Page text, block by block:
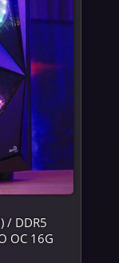
/ DDR5
OC 16G